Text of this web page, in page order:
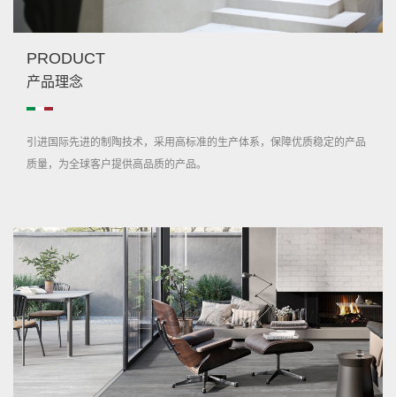
PRODUCT
产品理念
引进国际先进的制陶技术，采用高标准的生产体系，保障优质稳定的产品
质量，为全球客户提供高品质的产品。